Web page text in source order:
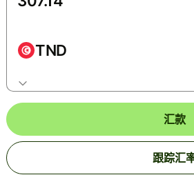
TND
汇款
跟踪汇